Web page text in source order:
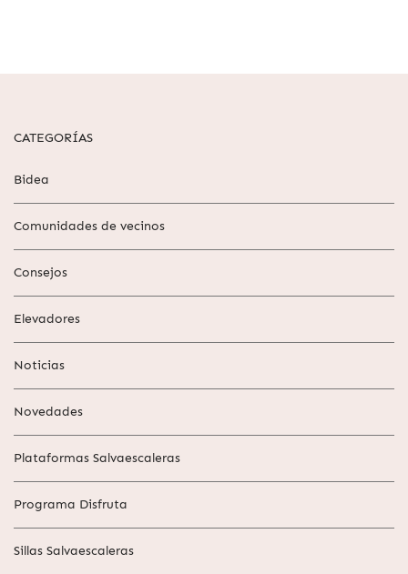
CATEGORÍAS
Bidea
Comunidades de vecinos
Consejos
Elevadores
Noticias
Novedades
Plataformas Salvaescaleras
Programa Disfruta
Sillas Salvaescaleras